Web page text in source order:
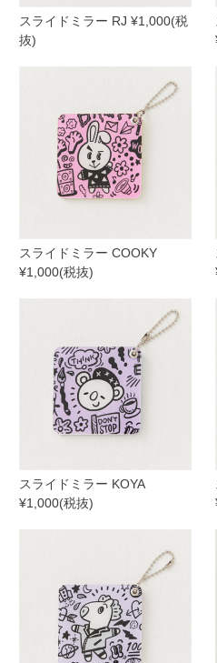
スライドミラー RJ ¥1,000(税
抜)
スライドミラー COOKY
¥1,000(税抜)
スライドミラー KOYA
¥1,000(税抜)